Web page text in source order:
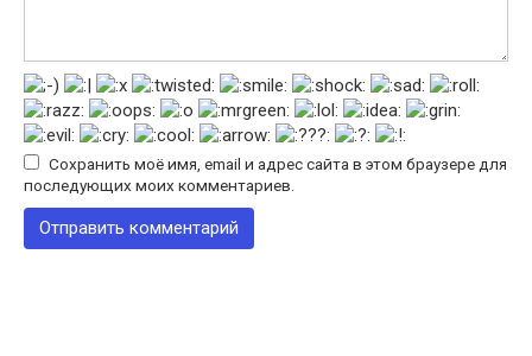
Сохранить моё имя, email и адрес сайта в этом браузере для
последующих моих комментариев.